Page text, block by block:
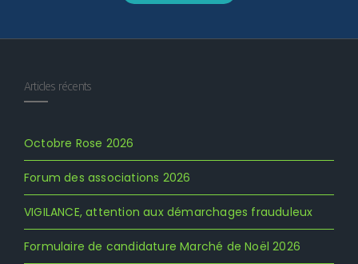
Articles récents
Octobre Rose 2026
Forum des associations 2026
VIGILANCE, attention aux démarchages frauduleux
Formulaire de candidature Marché de Noël 2026